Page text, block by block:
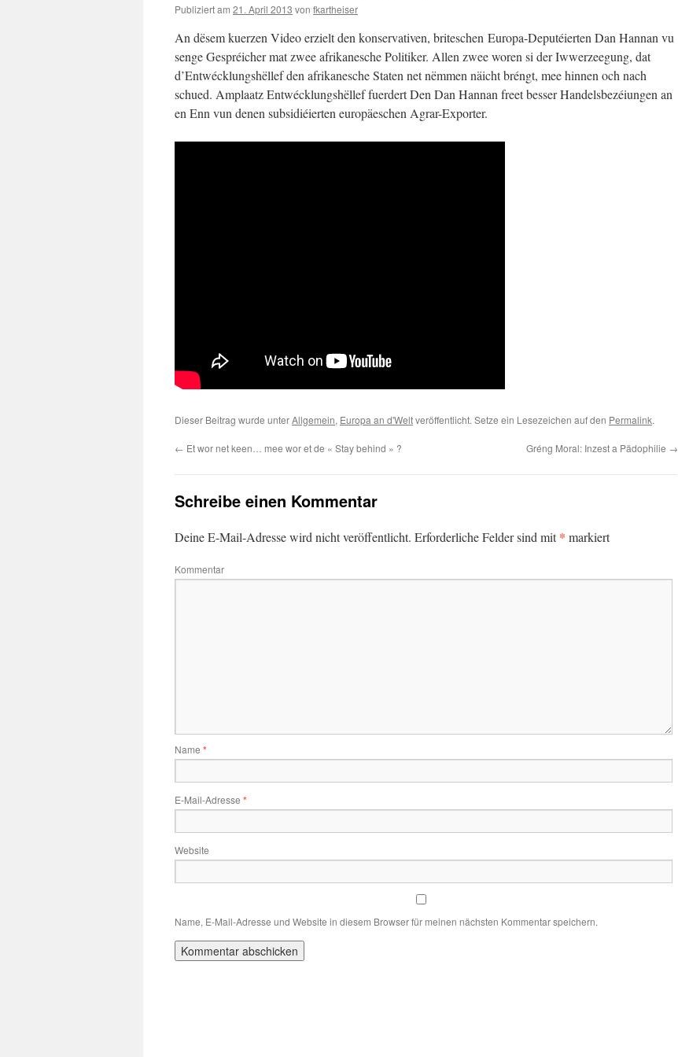
Publiziert am 21. April 2013 von fkartheiser
An dësem kuerzen Video erzielt den konservativen, briteschen Europa-Deputéierten Dan Hannan vu
senge Gespréicher mat zwee afrikanesche Politiker. Allen zwee woren si der Iwwerzeegung, dat
d’Entwécklungshëllef den afrikanesche Staten net nëmmen näicht bréngt, mee hinnen och nach
schued. Amplaatz Entwécklungshëllef fuerdert Den Dan Hannan freet besser Handelsbezéiungen an
en Enn vun denen subsidiéierten europäeschen Agrar-Exporter.
Dieser Beitrag wurde unterAllgemein, Europa an d'Weltveröffentlicht. Setze ein Lesezeichen auf den Permalink.
← Et wor net keen… mee wor et de « Stay behind » ? Gréng Moral: Inzest a Pädophilie →
Schreibe einen Kommentar
Deine E-Mail-Adresse wird nicht veröffentlicht. Erforderliche Felder sind mit* markiert
Kommentar
Name *
E-Mail-Adresse *
Website
Name, E-Mail-Adresse und Website in diesem Browser für meinen nächsten Kommentar speichern.